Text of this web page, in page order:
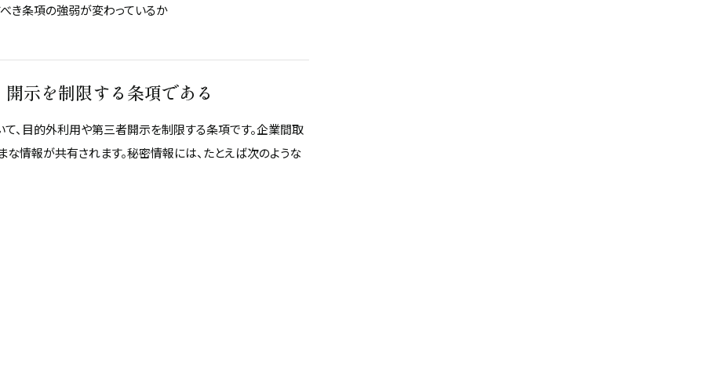
き条項の強弱が変わっているか
示を制限する条項である
、目的外利用や第三者開示を制限する条項です。企業間取
情報が共有されます。秘密情報には、たとえば次のような